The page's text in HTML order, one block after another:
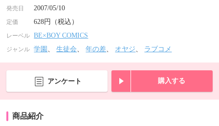
発売日 2007/05/10
定価 628円（税込）
レーベル BE×BOY COMICS
ジャンル 学園 、生徒会、年の差、 オヤジ、 ラブコメ
アンケート 購入する
商品紹介